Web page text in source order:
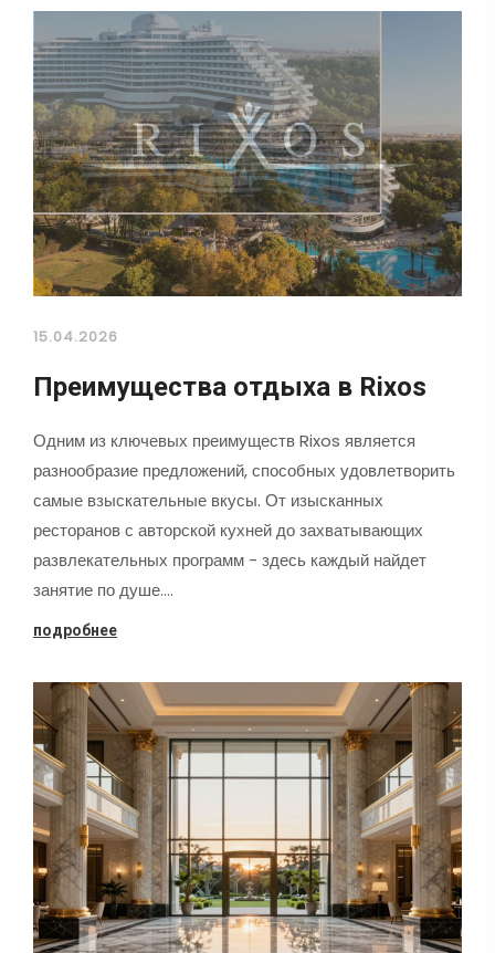
15.04.2026
Преимущества отдыха в Rixos
Одним из ключевых преимуществ Rixos является
разнообразие предложений, способных удовлетворить
самые взыскательные вкусы. От изысканных
ресторанов с авторской кухней до захватывающих
развлекательных программ - здесь каждый найдет
занятие по душе.…
подробнее